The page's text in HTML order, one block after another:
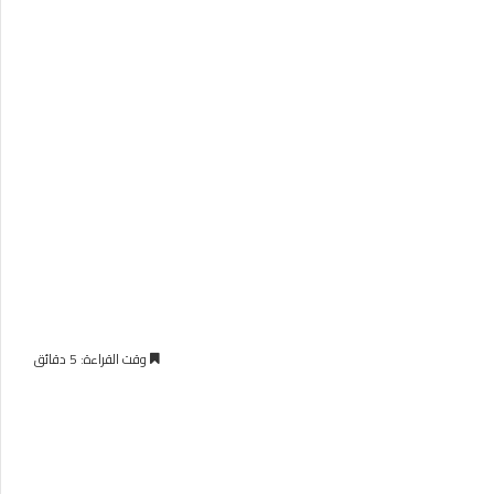
وقت القراءة: 5 دقائق